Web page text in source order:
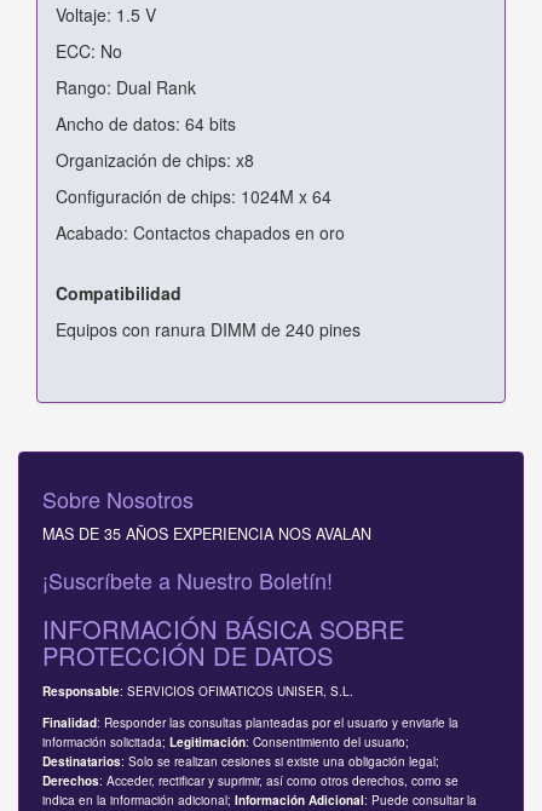
Voltaje: 1.5 V
ECC: No
Rango: Dual Rank
Ancho de datos: 64 bits
Organización de chips: x8
Configuración de chips: 1024M x 64
Acabado: Contactos chapados en oro
Compatibilidad
Equipos con ranura DIMM de 240 pines
Sobre Nosotros
MAS DE 35 AÑOS EXPERIENCIA NOS AVALAN
¡Suscríbete a Nuestro Boletín!
INFORMACIÓN BÁSICA SOBRE
PROTECCIÓN DE DATOS
Responsable: SERVICIOS OFIMATICOS UNISER, S.L.
Finalidad: Responder las consultas planteadas por el usuario y enviarle la
información solicitada; Legitimación: Consentimiento del usuario;
Destinatarios: Solo se realizan cesiones si existe una obligación legal;
Derechos: Acceder, rectificar y suprimir, así como otros derechos, como se
indica en la información adicional; Información Adicional: Puede consultar la